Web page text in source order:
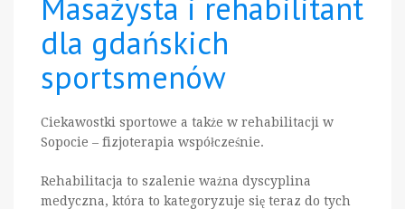
dla gdańskich
sportsmenów
Ciekawostki sportowe a także w rehabilitacji w
Sopocie – fizjoterapia współcześnie.
Rehabilitacja to szalenie ważna dyscyplina
medyczna, która to kategoryzuje się teraz do tych